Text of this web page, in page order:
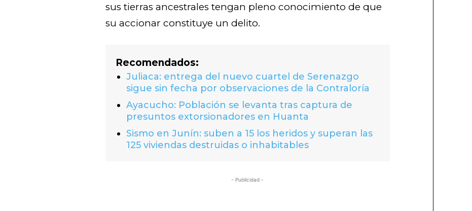
sus tierras ancestrales tengan pleno conocimiento de que
su accionar constituye un delito.
Recomendados:
Juliaca: entrega del nuevo cuartel de Serenazgo
sigue sin fecha por observaciones de la Contraloría
Ayacucho: Población se levanta tras captura de
presuntos extorsionadores en Huanta
Sismo en Junín: suben a 15 los heridos y superan las
125 viviendas destruidas o inhabitables
- Publicidad -